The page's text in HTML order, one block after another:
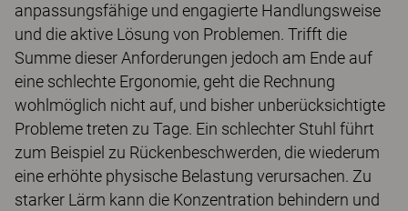
anpassungsfähige und engagierte Handlungsweise
und die aktive Lösung von Problemen. Trifft die
Summe dieser Anforderungen jedoch am Ende auf
eine schlechte Ergonomie, geht die Rechnung
wohlmöglich nicht auf, und bisher unberücksichtigte
Probleme treten zu Tage. Ein schlechter Stuhl führt
zum Beispiel zu Rückenbeschwerden, die wiederum
eine erhöhte physische Belastung verursachen. Zu
starker Lärm kann die Konzentration behindern und